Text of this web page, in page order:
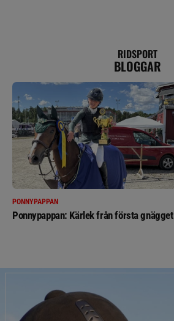
RIDSPORT
BLOGGAR
PONNYPAPPAN
Ponnypappan: Kärlek från första gnägget